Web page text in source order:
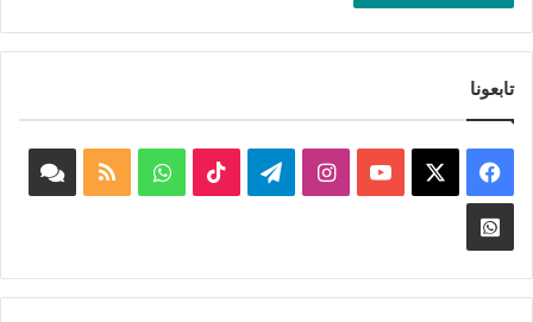
تابعونا
فيسبوك ‫YouTubeانستقرامتيلقرام ‫TikTokواتسابملخص
Whatsapp
Channel